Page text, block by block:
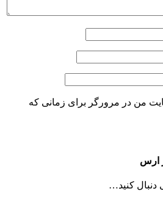
من در مرورگر برای زمانی که
ارس
دنبال کنید…